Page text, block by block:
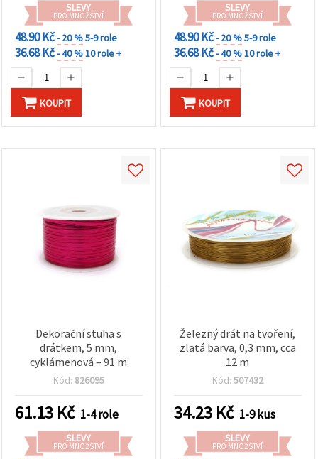
SLEVY
PRO MNOŽSTVÍ
48.90 Kč- 20 %5-9 role
36.68 Kč- 40 %10 role +
KOUPIT
SLEVY
PRO MNOŽSTVÍ
48.90 Kč- 20 %5-9 role
36.68 Kč- 40 %10 role +
KOUPIT
Dekorační stuha s
drátkem, 5 mm,
cyklámenová – 91 m
Kód: 826095
61.13 Kč 1-4 role
SLEVY
PRO MNOŽSTVÍ
Železný drát na tvoření,
zlatá barva, 0,3 mm, cca
12 m
Kód: 507432
34.23 Kč 1-9 kus
SLEVY
PRO MNOŽSTVÍ